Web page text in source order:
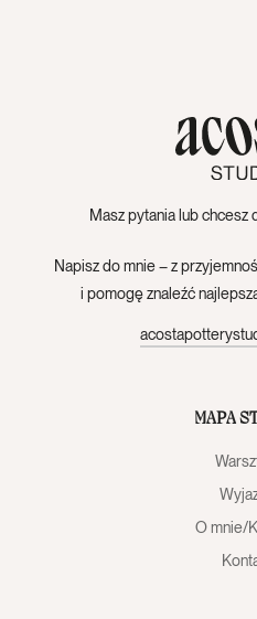
Masz pytania lub
Napisz do mnie – z
i pomogę znaleźć
MAPA
O mnie/